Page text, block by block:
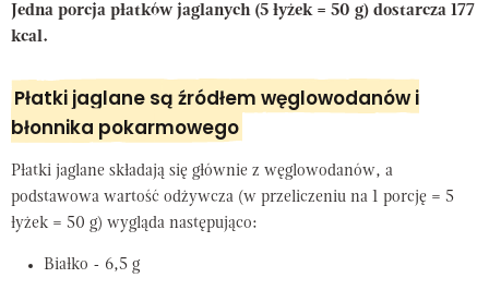
Jedna porcja płatków jaglanych (5 łyżek = 50 g) dostarcza 177
kcal.
Płatki jaglane są źródłem węglowodanów i
błonnika pokarmowego
Płatki jaglane składają się głównie z węglowodanów, a
podstawowa wartość odżywcza (w przeliczeniu na 1 porcję = 5
łyżek = 50 g) wygląda następująco:
Białko - 6,5 g